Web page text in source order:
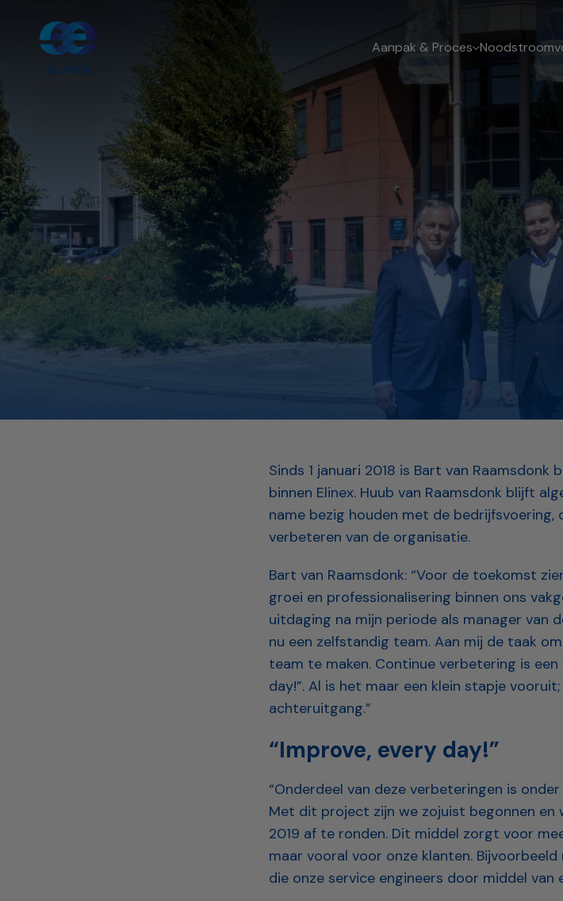
Aanpak & Proces
Sinds 1 januari 2018 is Bart van
binnen Elinex. Huub van Raamsdonk blijft
name bezig houden met de bedrijfsvoering,
verbeteren van de organisatie.
Bart van Raamsdonk: “Voor de toekomst
groei en professionalisering binnen ons
uitdaging na mijn periode als manager van
nu een zelfstandig team. Aan mij de taak
team te maken. Continue verbetering is een
day!”. Al is het maar een klein stapje
achteruitgang.”
“Improve, every day!”
“Onderdeel van deze verbeteringen is
Met dit project zijn we zojuist begonnen en
2019 af te ronden. Dit middel zorgt voor
maar vooral voor onze klanten.
die onze service engineers door middel van